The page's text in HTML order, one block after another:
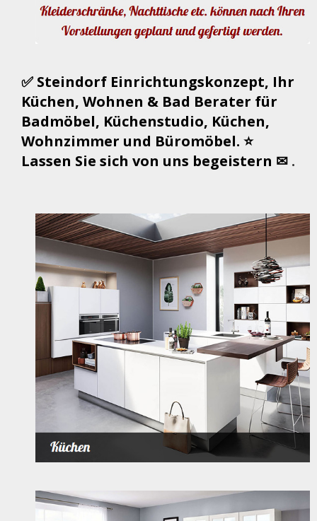
✅ Steindorf Einrichtungskonzept, Ihr
Küchen, Wohnen & Bad Berater für
Badmöbel, Küchenstudio, Küchen,
Wohnzimmer und Büromöbel. ⭐
Lassen Sie sich von uns begeistern ✉ .